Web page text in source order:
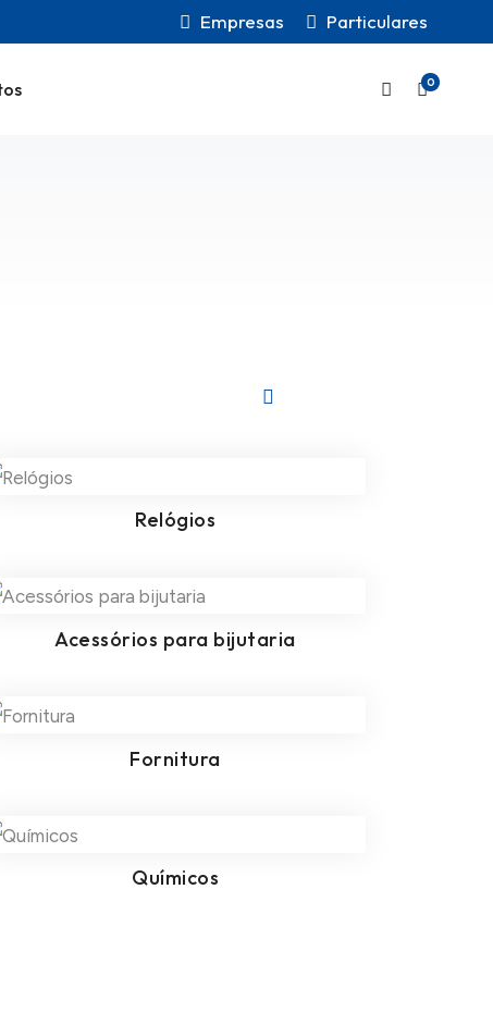
Empresas Particulares
0
Relógios
Acessórios para bijutaria
Fornitura
Químicos